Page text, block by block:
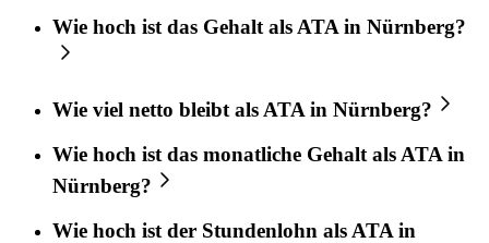
Wie hoch ist das Gehalt als ATA in Nürnberg?
Wie viel netto bleibt als ATA in Nürnberg?
Wie hoch ist das monatliche Gehalt als ATA in
Nürnberg?
Wie hoch ist der Stundenlohn als ATA in